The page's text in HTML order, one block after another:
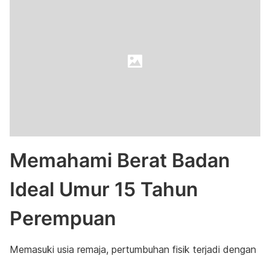
Memahami Berat Badan
Ideal Umur 15 Tahun
Perempuan
Memasuki usia remaja, pertumbuhan fisik terjadi dengan